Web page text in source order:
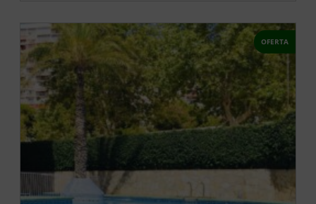
OFERTA